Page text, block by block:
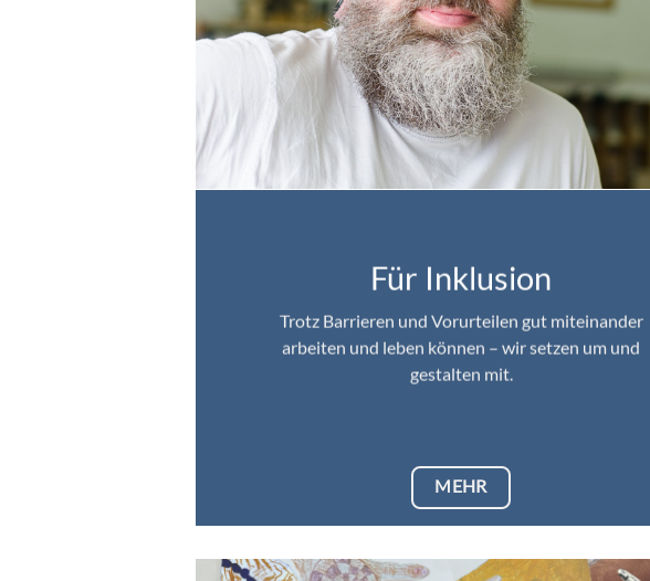
Für Inklusion
Trotz Barrieren und Vorurteilen gut miteinander
arbeiten und leben können – wir setzen um und
gestalten mit.
MEHR